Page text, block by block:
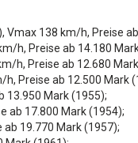
Vmax 138 km/h, Preise
h, Preise ab 14.180
h, Preise ab 12.680
Preise ab 12.500 Mark
13.950 Mark (1955);
ab 17.800 Mark (1954);
19.770 Mark (1957);